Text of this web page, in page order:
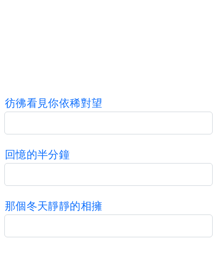
彷彿看 見你依稀對望
回憶的半分鐘
那個冬天靜靜的相擁